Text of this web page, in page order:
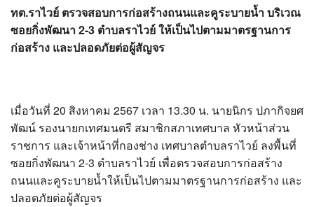
HotHealth and Beauty
PR News
?>
ทต.ราไวย์ ตรวจสอบการก่อสร้างถนนและคูระบายน้ำ บริเวณ
ซอยกิ่งพัฒนา 2-3 ตำบลราไวย์ ให้เป็นไปตามมาตรฐานการ
ก่อสร้าง และปลอดภัยต่อผู้สัญจร
เมื่อวันที่ 20 สิงหาคม 2567 เวลา 13.30 น. นายนิกร ปภากิจยศ
พัฒน์ รองนายกเทศมนตรี สมาชิกสภาเทศบาล หัวหน้าส่วน
ราชการ และเจ้าหน้าที่กองช่าง เทศบาลตำบลราไวย์ ลงพื้นที่
ซอยกิ่งพัฒนา 2-3 ตำบลราไวย์ เพื่อตรวจสอบการก่อสร้าง
ถนนและคูระบายน้ำให้เป็นไปตามมาตรฐานการก่อสร้าง และ
ปลอดภัยต่อผู้สัญจร